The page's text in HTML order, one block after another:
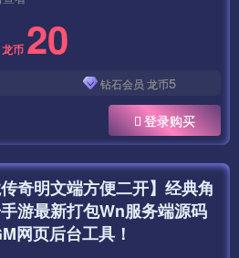
龙币 20
钻石会员 龙币5
登录购买
奇明文端方便二开】经典角
游最新打包Wn服务端源码
网页后台工具！